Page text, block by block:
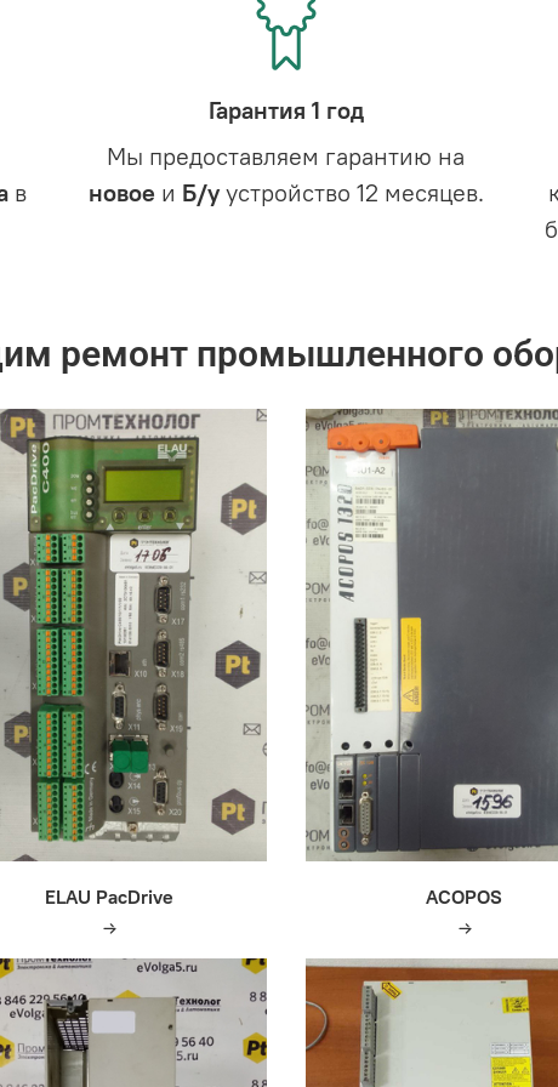
в
Гарантия 1 год
Мы предоставляем гарантию на
новое и Б/уустройство 12 месяцев.
ремонт промышленного
ELAU PacDrive ACOPOS